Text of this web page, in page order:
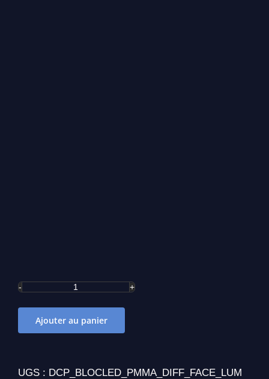
quantité
de
BLOCLED
LUMINEUX
Lumineuse
Ajouter au panier
UGS : DCP_BLOCLED_PMMA_DIFF_FACE_LUM